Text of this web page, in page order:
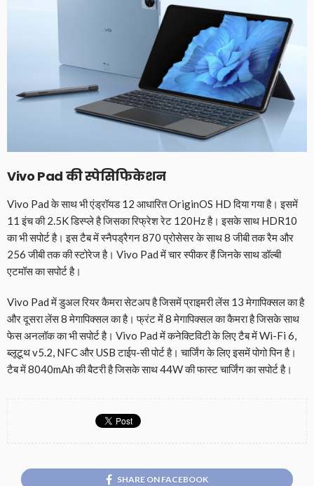
Vivo Pad की स्पेसिफिकेशन
Vivo Pad के साथ भी एंड्रॉयड 12 आधारित OriginOS HD दिया गया है। इसमें
11 इंच की 2.5K डिस्प्ले है जिसका रिफ्रेश रेट 120Hz है। इसके साथ HDR10
का भी सपोर्ट है। इस टैब में स्नैपड्रैगन 870 प्रोसेसर के साथ 8 जीबी तक रैम और
256 जीबी तक की स्टोरेज है। Vivo Pad में चार स्पीकर हैं जिनके साथ डॉल्बी
एटमॉस का सपोर्ट है।
Vivo Pad में डुअल रियर कैमरा सेटअप है जिसमें प्राइमरी लेंस 13 मेगापिक्सल का है
और दूसरा लेंस 8 मेगापिक्सल का है। फ्रंट में 8 मेगापिक्सल का कैमरा है जिसके साथ
फेस अनलॉक का भी सपोर्ट है। Vivo Pad में कनेक्टिविटी के लिए टैब में Wi-Fi 6,
ब्लूटूथ v5.2, NFC और USB टाईप-सी पोर्ट है। चार्जिंग के लिए इसमें पोगो पिन है।
टैब में 8040mAh की बैटरी है जिसके साथ 44W की फास्ट चार्जिंग का सपोर्ट है।
SHARE ON FACEBOOK